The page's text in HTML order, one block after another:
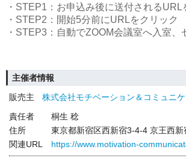
・STEP1：お申込み後に送付されるURL
・STEP2：開始5分前にURLをクリック
・STEP3：自動でZOOM会議室へ入室、
主催者情報
販売主
株式会社モチベーション＆コミュニ
責任者
桐生 稔
住所
東京都新宿区西新宿3-4-4 京王西新
関連URL
https://www.motivation-